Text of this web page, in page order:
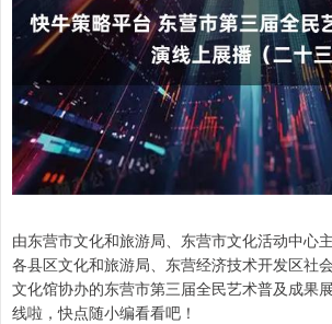
由东营市文化和旅游局、东营市文化活动中心
各县区文化和旅游局、东营经济技术开发区社
文化馆协办的东营市第三届全民艺术普及成果
线啦，快点随小编看看吧！